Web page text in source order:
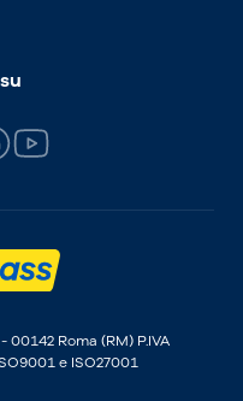
Roma (RM) P.IVA
e ISO27001